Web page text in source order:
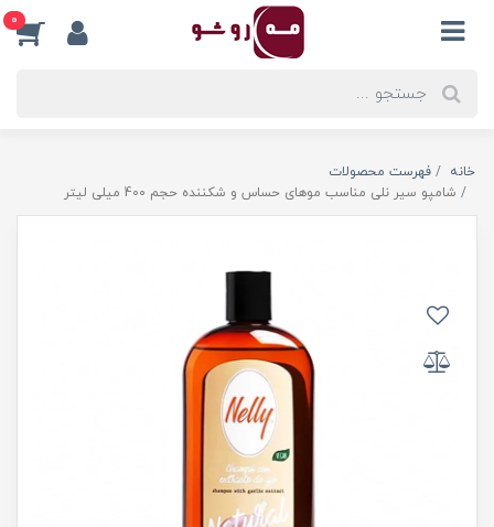
0
خانه
فهرست محصولات
شامپو سیر نلی مناسب موهای حساس و شکننده حجم 400 میلی لیتر